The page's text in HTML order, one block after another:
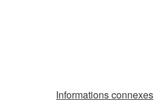
Informations connexes